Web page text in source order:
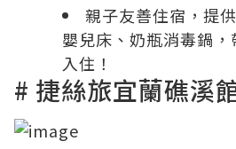
親子友善住宿，提
嬰兒床、奶瓶消毒鍋
入住！
# 捷絲旅宜蘭礁溪